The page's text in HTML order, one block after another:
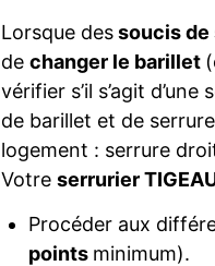
Lorsque dessoucis de
de changer le barillet
vérifier s’il s’agit
de barillet et de
logement : serrure
Votre serrurier
Procéder aux
points minimum).